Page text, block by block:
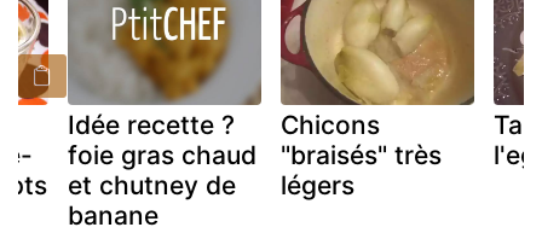
pts
Idée recette ?
foie gras chaud
et chutney de
banane
Chicons
"braisés" très
légers